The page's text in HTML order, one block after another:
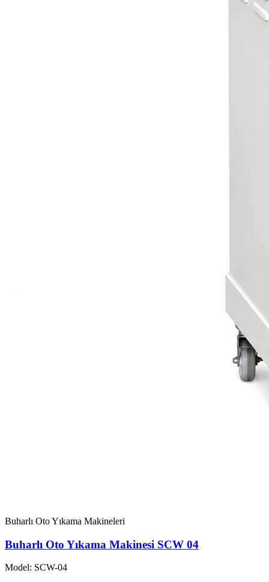
Buharlı Oto Yıkama Makineleri
Buharlı Oto Yıkama Makinesi SCW 04
Model: SCW-04